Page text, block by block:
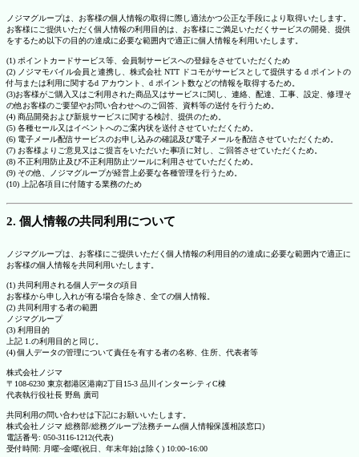
ノジマグループは、お客様の個人情報の取得に際し適法かつ公正な手段により取得いたします。
お客様にご提供いただく個人情報の利用目的は、お客様にご満足いただくサービスの開発、提供
をするため以下の目的の達成に必要な範囲内で適正に個人情報を利用いたします。
(1) ポイントカードサービス等、会員制サービスへの登録をさせていただくため
(2) ノジマモバイル会員と連携し、株式会社 NTT ドコモがサービスとして提供する d ポイントの
付与または利用に関するd アカウント、d ポイント数などの情報を取得するため。
(3)お客様がご購入又はご利用された商品又はサービスに関し、連絡、配達、工事、設定、修理そ
の他お客様のご要望やお問い合わせへのご回答、資料等の送付を行うため。
(4) 商品開発および新規サービスに関する検討、提供のため。
(5) 各種セール又はイベントへのご案内状を送付させていただくため。
(6) 電子メール配信サービスのお申し込みの確認及び電子メールを配信させていただくため。
(7) お客様よりご意見又はご提言をいただいた事項に対し、ご回答させていただくため。
(8) 不正利用防止及び不正利用防止ツールに利用させていただくため。
(9) その他、ノジマグループが経営上必要な各種管理を行うため。
(10) 上記各項目に付随する業務のため
2. 個人情報の共同利用について
ノジマグループは、お客様にご提供いただく個人情報の利用目的の達成に必要な範囲内で適正に
お客様の個人情報を共同利用いたします。
(1) 共同利用される個人データの項目
お客様から申し入れが有る場合を除き、全ての個人情報。
(2) 共同利用する者の範囲
ノジマグループ
(3) 利用目的
上記 1.の利用目的と同じ。
(4) 個人データの管理について責任を有する者の名称、住所、代表者等
株式会社ノジマ
〒108-6230 東京都港区港南2丁目15-3 品川インターシティC棟
代表執行役社長 野島 廣司
共同利用の問い合わせは下記にお願いいたします。
株式会社ノジマ 総務部/総務グループ法務チーム(個人情報保護相談窓口)
電話番号: 050-3116-1212(代表)
受付時間: 月曜~金曜(祝日、年末年始は除く) 10:00~16:00